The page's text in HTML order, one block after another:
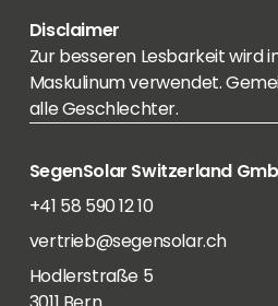
Disclaimer
Zur besseren Lesbarkeit wird
Maskulinum verwendet.
alle Geschlechter.
SegenSolar Switzerland
+41 58 590 12 10
vertrieb@segensolar.ch
Hodlerstraße 5